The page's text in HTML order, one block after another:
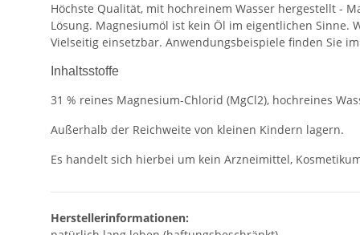
Höchste Qualität, mit hochreinem Wasser hergestellt -
Lösung. Magnesiumöl ist kein Öl im eigentlichen Sinne.
Vielseitig einsetzbar. Anwendungsbeispiele finden Sie
Inhaltsstoffe
31 % reines Magnesium-Chlorid (MgCl2), hochreines
Außerhalb der Reichweite von kleinen Kindern lagern.
Es handelt sich hierbei um kein Arzneimittel,
Herstellerinformationen: